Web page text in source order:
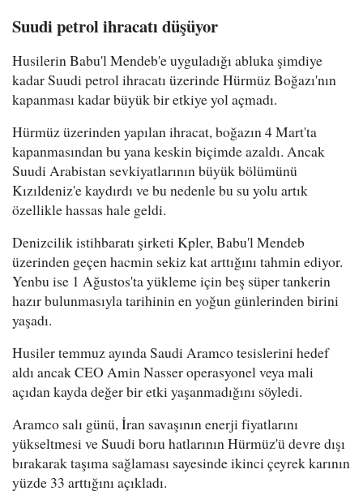
Suudi petrol ihracatı düşüyor
Husilerin Babu'l Mendeb'e uyguladığı abluka şimdiye
kadar Suudi petrol ihracatı üzerinde Hürmüz Boğazı'nın
kapanması kadar büyük bir etkiye yol açmadı.
Hürmüz üzerinden yapılan ihracat, boğazın 4 Mart'ta
kapanmasından bu yana keskin biçimde azaldı. Ancak
Suudi Arabistan sevkiyatlarının büyük bölümünü
Kızıldeniz'e kaydırdı ve bu nedenle bu su yolu artık
özellikle hassas hale geldi.
Denizcilik istihbaratı şirketi Kpler, Babu'l Mendeb
üzerinden geçen hacmin sekiz kat arttığını tahmin ediyor.
Yenbu ise 1 Ağustos'ta yükleme için beş süper tankerin
hazır bulunmasıyla tarihinin en yoğun günlerinden birini
yaşadı.
Husiler temmuz ayında Saudi Aramco tesislerini hedef
aldı ancak CEO Amin Nasser operasyonel veya mali
açıdan kayda değer bir etki yaşanmadığını söyledi.
Aramco salı günü, İran savaşının enerji fiyatlarını
yükseltmesi ve Suudi boru hatlarının Hürmüz'ü devre dışı
bırakarak taşıma sağlaması sayesinde ikinci çeyrek karının
yüzde 33 arttığını açıkladı.